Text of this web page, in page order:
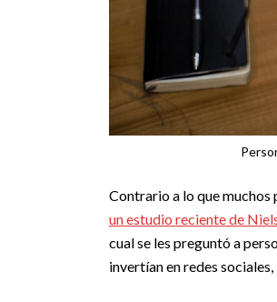
Contrario a lo que muchos
un estudio reciente de
cual se les preguntó a
invertían en redes